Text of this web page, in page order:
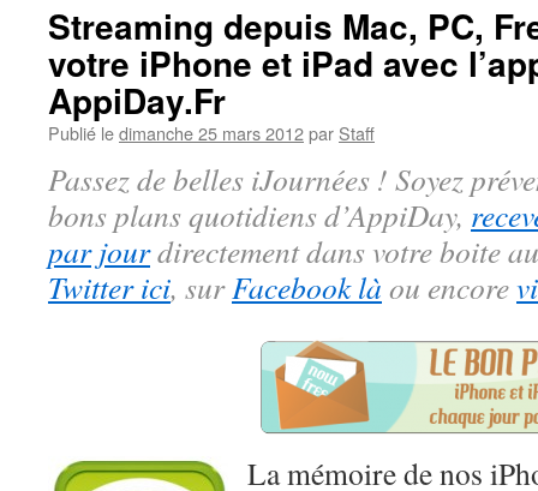
Streaming depuis Mac, PC,
votre iPhone et iPad avec
AppiDay.Fr
Publié ledimanche 25 mars 2012par Staff
Passez de belles iJournées ! Soyez
bons plans quotidiens d’AppiDay,
par jourdirectement dans votre boite
Twitter ici, surFacebook là ou encore
La mémoire de nos